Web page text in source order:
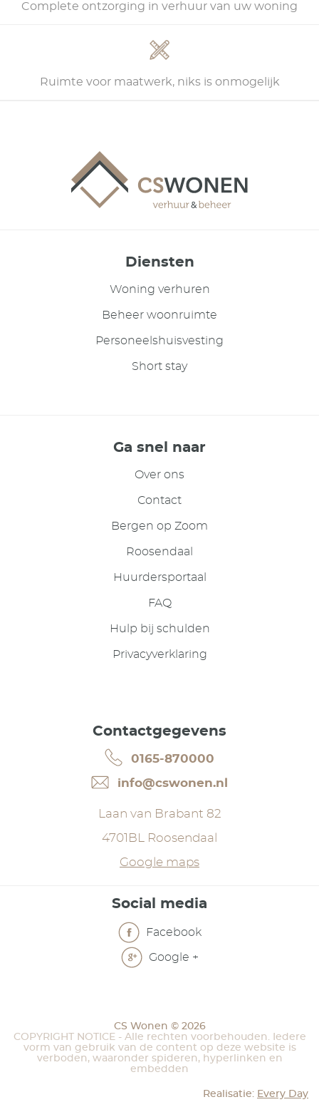
Complete ontzorging in verhuur van uw woning
Ruimte voor maatwerk, niks is onmogelijk
Diensten
Woning verhuren
Beheer woonruimte
Personeelshuisvesting
Short stay
Ga snel naar
Over ons
Contact
Bergen op Zoom
Roosendaal
Huurdersportaal
FAQ
Hulp bij schulden
Privacyverklaring
Contactgegevens
0165-870000
info@cswonen.nl
Laan van Brabant 82
4701BL Roosendaal
Google maps
Social media
Facebook
Google +
CS Wonen © 2026
COPYRIGHT NOTICE - Alle rechten voorbehouden. Iedere
vorm van gebruik van de content op deze website is
verboden, waaronder spideren, hyperlinken en
embedden
Realisatie: Every Day